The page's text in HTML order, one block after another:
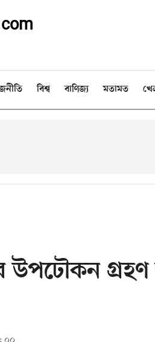
বিশ্ব বাণিজ্য মতামত
উপঢৌকন গ্রহণ